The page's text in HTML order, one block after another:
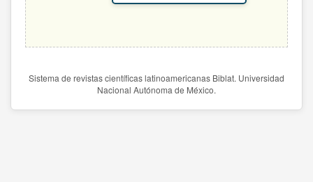
Sistema de revistas científicas latinoamericanas Biblat. Universidad
Nacional Autónoma de México.